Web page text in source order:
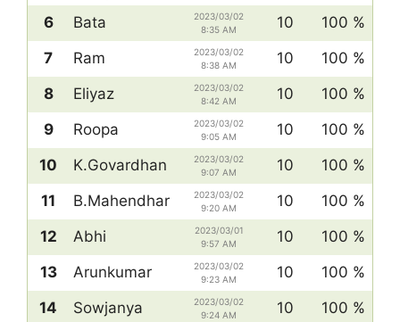
6 Bata
2023/03/02
8:35 AM
10
100 %
7
Ram
2023/03/02
8:38 AM
10
100 %
8
Eliyaz
2023/03/02
8:42 AM
10
100 %
9
Roopa
2023/03/02
9:05 AM
10
100 %
10
K.Govardhan
2023/03/02
9:07 AM
10
100 %
11
B.Mahendhar
2023/03/02
9:20 AM
10
100 %
12
Abhi
2023/03/01
9:57 AM
10
100 %
13
Arunkumar
2023/03/02
9:23 AM
10
100 %
14
Sowjanya
2023/03/02
9:24 AM
10 100 %